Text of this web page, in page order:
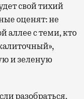
свой тихий
оценят: не
аллее с теми, кто
и зеленую
разобраться,